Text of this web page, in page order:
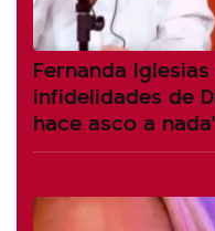
Fernanda
infidelidades de
hace asco a